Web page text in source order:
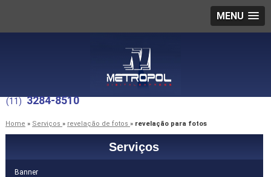
MENU
(11) 3284-8510
Home » Serviços » revelação de fotos » revelação para fotos
Serviços
Banner